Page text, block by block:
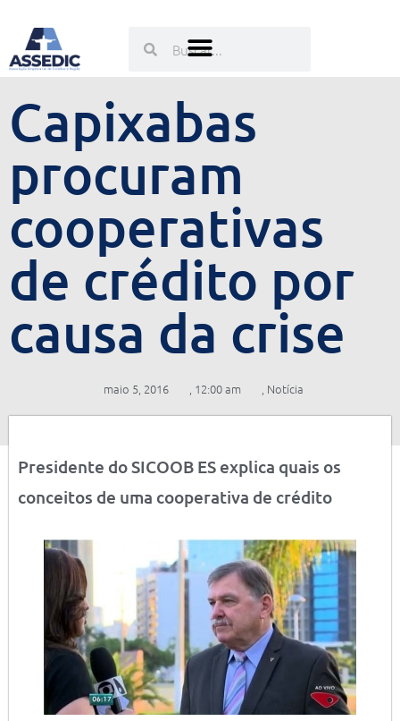
conteúdo
Pesquisar
Capixabas
procuram
cooperativas
de crédito por
causa da crise
maio 5, 2016 , 12:00 am , Notícia
Presidente do SICOOB ES explica quais os
conceitos de uma cooperativa de crédito